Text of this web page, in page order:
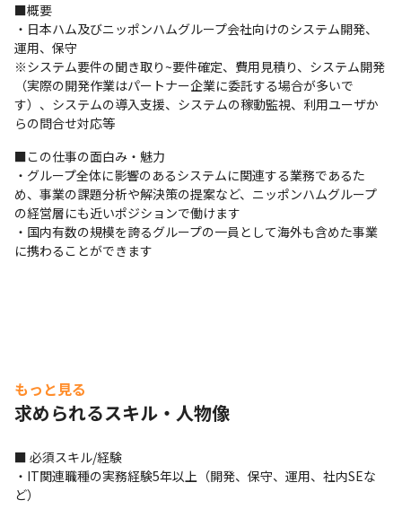
■概要
・日本ハム及びニッポンハムグループ会社向けのシステム開発、
運用、保守
※システム要件の聞き取り~要件確定、費用見積り、システム開発
（実際の開発作業はパートナー企業に委託する場合が多いで
す）、システムの導入支援、システムの稼動監視、利用ユーザか
らの問合せ対応等
■この仕事の面白み・魅力
・グループ全体に影響のあるシステムに関連する業務であるた
め、事業の課題分析や解決策の提案など、ニッポンハムグループ
の経営層にも近いポジションで働けます
・国内有数の規模を誇るグループの一員として海外も含めた事業
に携わることができます
もっと見る
求められるスキル・人物像
■ 必須スキル/経験
・IT関連職種の実務経験5年以上（開発、保守、運用、社内SEな
ど）